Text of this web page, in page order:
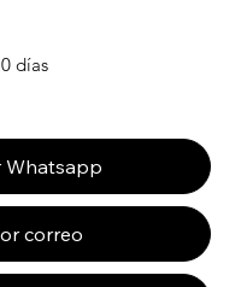
días
Whatsapp
correo